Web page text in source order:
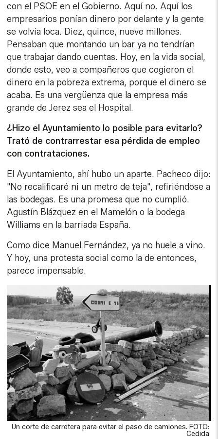
con el PSOE en el Gobierno. Aquí no. Aquí los
empresarios ponían dinero por delante y la gente
se volvía loca. Diez, quince, nueve millones.
Pensaban que montando un bar ya no tendrían
que trabajar dando cuentas. Hoy, en la vida social,
donde esto, veo a compañeros que cogieron el
dinero en la pobreza extrema, porque el dinero se
acaba. Es una vergüenza que la empresa más
grande de Jerez sea el Hospital.
¿Hizo el Ayuntamiento lo posible para evitarlo?
Trató de contrarrestar esa pérdida de empleo
con contrataciones.
El Ayuntamiento, ahí hubo un aparte. Pacheco dijo:
"No recalificaré ni un metro de teja", refiriéndose a
las bodegas. Es una promesa que no cumplió.
Agustín Blázquez en el Mamelón o la bodega
Williams en la barriada España.
Como dice Manuel Fernández, ya no huele a vino.
Y hoy, una protesta social como la de entonces,
parece impensable.
Un corte de carretera para evitar el paso de camiones. FOTO:
Cedida